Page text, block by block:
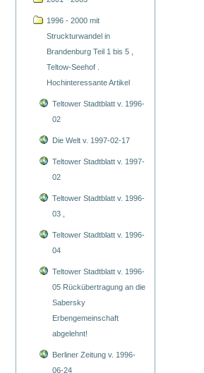
1996 - 2000 mit
Struckturwandel in
Brandenburg Teil 1 bis 5 ,
Teltow-Seehof .
Hochinteressante Artikel
Teltower Stadtblatt v. 1996-
02
Die Welt v. 1997-02-17
Teltower Stadtblatt v. 1997-
02
Teltower Stadtblatt v. 1996-
03 ,
Teltower Stadtblatt v. 1996-
04
Teltower Stadtblatt v. 1996-
05 Rückübertragung an die
Sabersky
Erbengemeinschaft
abgelehnt!
Berliner Zeitung v. 1996-
06-24